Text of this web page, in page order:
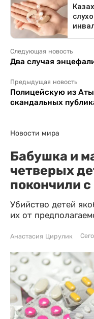
Следующая новость
Два случая
Предыдущая новость
Полицейскую из
скандальных
Новости мира
Бабушка и
четверых
покончили с
Убийство детей
их от
Анастасия Цирулик